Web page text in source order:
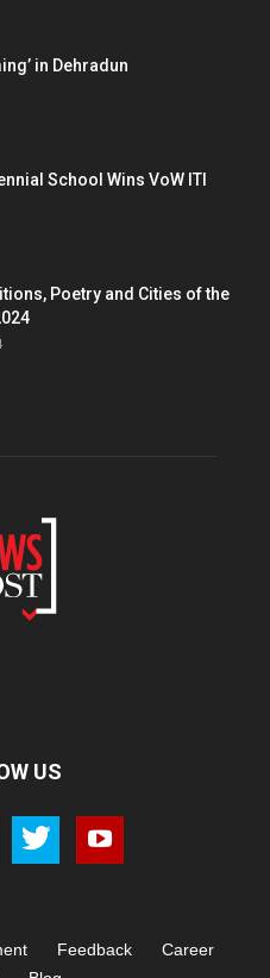
in Dehradun
School Wins VoW ITI
Poetry and Cities of the
US
Feedback
Career